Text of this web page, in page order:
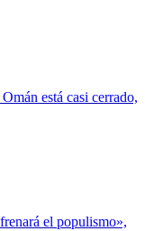
está casi cerrado,
el populismo»,